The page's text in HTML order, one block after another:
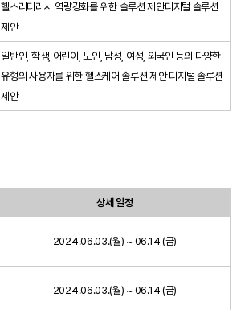
헬스리터러시 역량강화를 위한 솔루션 제안디지털 솔루션
제안
일반인, 학생, 어린이, 노인, 남성, 여성, 외국인 등의 다양한
유형의 사용자를 위한 헬스케어 솔루션 제안 디지털 솔루션
제안
상세 일정
2024.06.03.(월) ~ 06.14 (금)
2024.06.03.(월) ~ 06.14 (금)